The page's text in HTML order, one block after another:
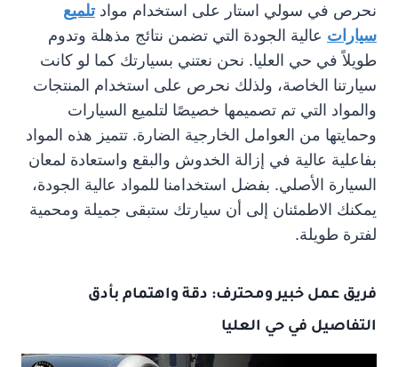
نحرص في سولي استار على استخدام موادتلميع
سيارات عالية الجودة التي تضمن نتائج مذهلة وتدوم
طويلاً في حي العليا. نحن نعتني بسيارتك كما لو كانت
سيارتنا الخاصة، ولذلك نحرص على استخدام المنتجات
والمواد التي تم تصميمها خصيصًا لتلميع السيارات
وحمايتها من العوامل الخارجية الضارة. تتميز هذه المواد
بفاعلية عالية في إزالة الخدوش والبقع واستعادة لمعان
السيارة الأصلي. بفضل استخدامنا للمواد عالية الجودة،
يمكنك الاطمئنان إلى أن سيارتك ستبقى جميلة ومحمية
لفترة طويلة.
فريق عمل خبير ومحترف: دقة واهتمام بأدق
التفاصيل في حي العليا